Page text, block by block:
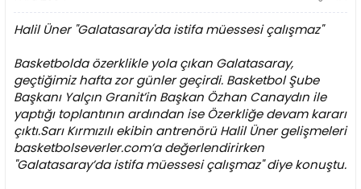
ş
a
a
n
a
i
h
i
Halil Üner "Galatasaray'da istifa müessesi çalışmaz"
Basketbolda özerklikle yola çıkan Galatasaray,
geçtiğimiz hafta zor günler geçirdi. Basketbol Şube
Başkanı Yalçın Granit’in Başkan Özhan Canaydın ile
yaptığı toplantının ardından ise Özerkliğe devam kararı
çıktı.Sarı Kırmızılı ekibin antrenörü Halil Üner gelişmeleri
basketbolseverler.com’a değerlendirirken
"Galatasaray’da istifa müessesi çalışmaz" diye konuştu.